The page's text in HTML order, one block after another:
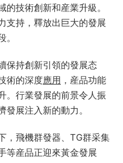
技術創新和産業升級。
支持，釋放出巨大的發展
保持創新引領的發展态
術的深度應用 ，産品功能
。行業發展的前景令人振
展注入新的動力。
，飛機群發器、TG群采集
等産品正迎來黃金發展